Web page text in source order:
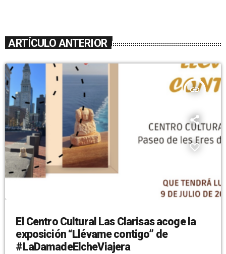
ARTÍCULO ANTERIOR
insert_link
El Centro Cultural Las Clarisas acoge la
exposición “Llévame contigo” de
#LaDamadeElcheViajera